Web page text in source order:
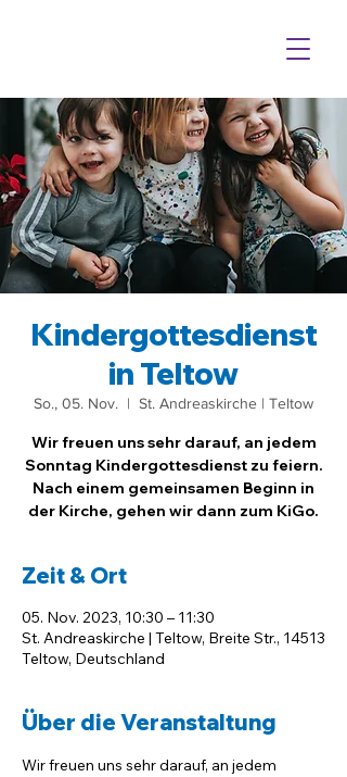
Kindergottesdienst
in Teltow
So., 05. Nov.
  |
St. Andreaskirche | Teltow
Wir freuen uns sehr darauf, an jedem
Sonntag Kindergottesdienst zu feiern.
Nach einem gemeinsamen Beginn in
der Kirche, gehen wir dann zum KiGo.
Zeit & Ort
05. Nov. 2023, 10:30 – 11:30
St. Andreaskirche | Teltow, Breite Str., 14513
Teltow, Deutschland
Über die Veranstaltung
Wir freuen uns sehr darauf, an jedem